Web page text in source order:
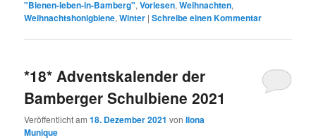
"Bienen-leben-in-Bamberg",Vorlesen,Weihnachten,
Weihnachtshonigbiene,Winter |Schreibe einen Kommentar
*18* Adventskalender der
Bamberger Schulbiene 2021
Veröffentlicht am18. Dezember 2021 vonIlona
Munique